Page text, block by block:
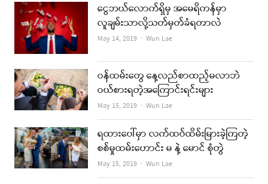
ငွေဘယ်လောက်ရှိမှ အမေရိကန်မှာ
လူချမ်းသာလို့သတ်မှတ်ခံရတာလဲ
May 14, 2019 Author
Wun Lae
ဝန်ထမ်းတွေ နေ့လည်စာထည့်မလာဘဲ
ဝယ်စားရတဲ့အကြောင်းရင်းများ
May 15, 2019 Author
Wun Lae
ရထားပေါ်မှာ လက်ထပ်ထိမ်းမြားခဲ့ကြတဲ့
စစ်မှုထမ်းဟောင်း မ နဲ့ မောင် စုံတွဲ
May 15, 2019 Author
Wun Lae